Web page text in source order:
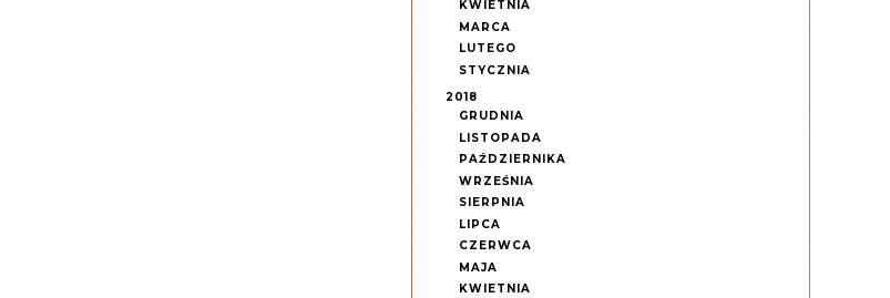
KWIETNIA
MARCA
LUTEGO
STYCZNIA
2018
GRUDNIA
LISTOPADA
PAŹDZIERNIKA
WRZEŚNIA
SIERPNIA
LIPCA
CZERWCA
MAJA
KWIETNIA